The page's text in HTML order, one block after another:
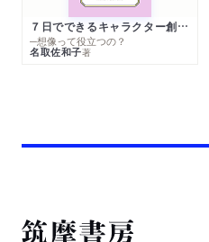
７日でできるキャラクター創作入門
─想像って役立つの？
名取佐和子著